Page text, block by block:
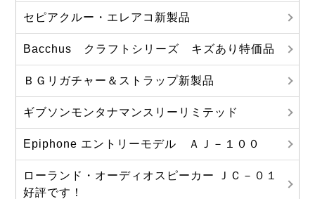
セピアクルー・エレアコ新製品
Bacchus クラフトシリーズ キズあり特価品
ＢＧリガチャー＆ストラップ新製品
ギブソンモンタナマンスリーリミテッド
Epiphone エントリーモデル ＡＪ－１００
ローランド・オーディオスピーカー ＪＣ－０１
好評です！